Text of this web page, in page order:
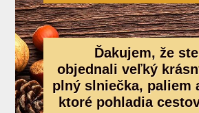
Ďakujem, že
objednali veľký
plný slniečka, paliem
ktoré pohladia